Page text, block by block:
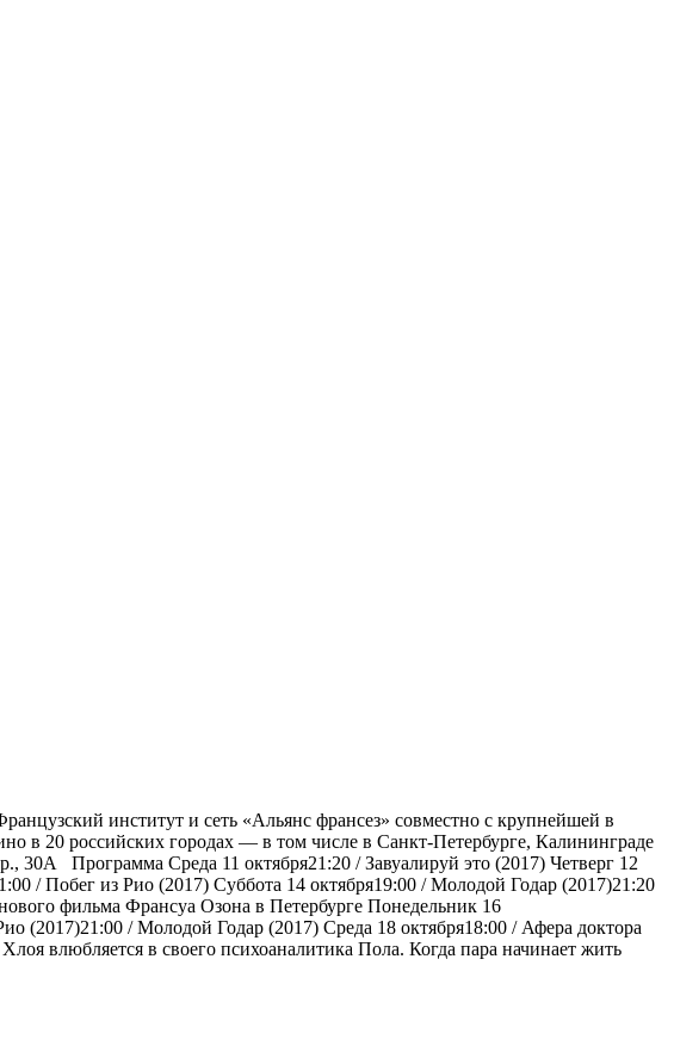
институт и сеть «Альянс франсез» совместно с крупнейшей в
в 20 российских городах — в том числе в Санкт-Петербурге, Калининграде
Программа Среда 11 октября21:20 / Завуалируй это (2017) Четверг 12
/ Побег из Рио (2017) Суббота 14 октября19:00 / Молодой Годар (2017)21:20
фильма Франсуа Озона в Петербурге Понедельник 16
(2017)21:00 / Молодой Годар (2017) Среда 18 октября18:00 / Афера доктора
в своего психоаналитика Пола. Когда пара начинает жить